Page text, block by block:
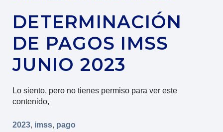
DETERMINACIÓN
DE PAGOS IMSS
JUNIO 2023
Lo siento, pero no tienes permiso para ver este
contenido,
2023, imss, pago